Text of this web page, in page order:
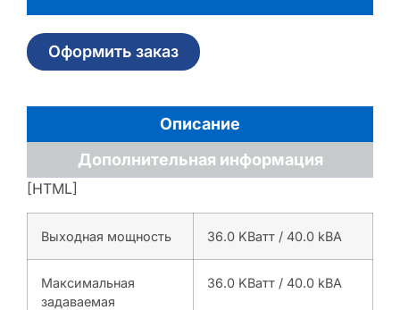
Оформить заказ
Описание
Дополнительная информация
[HTML]
Выходная мощность 36.0 KВатт / 40.0 kВА
Максимальная
задаваемая
36.0 KВатт / 40.0 kВА